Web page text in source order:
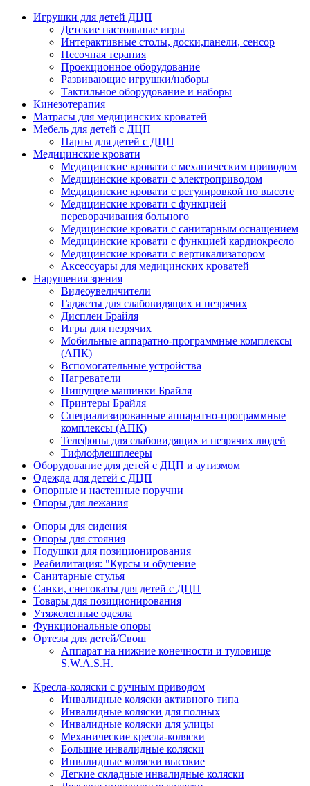
Игрушки для детей ДЦП
Детские настольные игры
Интерактивные столы, доски,панели, сенсор
Песочная терапия
Проекционное оборудование
Развивающие игрушки/наборы
Тактильное оборудование и наборы
Кинезотерапия
Матрасы для медицинских кроватей
Мебель для детей с ДЦП
Парты для детей с ДЦП
Медицинские кровати
Медицинские кровати с механическим приводом
Медицинские кровати с электроприводом
Медицинские кровати с регулировкой по высоте
Медицинские кровати с функцией
переворачивания больного
Медицинские кровати с санитарным оснащением
Медицинские кровати с функцией кардиокресло
Медицинские кровати с вертикализатором
Аксессуары для медицинских кроватей
Нарушения зрения
Видеоувеличители
Гаджеты для слабовидящих и незрячих
Дисплеи Брайля
Игры для незрячих
Мобильные аппаратно-программные комплексы
(АПК)
Вспомогательные устройства
Нагреватели
Пишущие машинки Брайля
Принтеры Брайля
Специализированные аппаратно-программные
комплексы (АПК)
Телефоны для слабовидящих и незрячих людей
Тифлофлешплееры
Оборудование для детей с ДЦП и аутизмом
Одежда для детей с ДЦП
Опорные и настенные поручни
Опоры для лежания
Опоры для сидения
Опоры для стояния
Подушки для позиционирования
Реабилитация: "Курсы и обучение
Санитарные стулья
Санки, снегокаты для детей с ДЦП
Товары для позиционирования
Утяжеленные одеяла
Функциональные опоры
Ортезы для детей/Свош
Аппарат на нижние конечности и туловище
S.W.A.S.H.
Кресла-коляски с ручным приводом
Инвалидные коляски активного типа
Инвалидные коляски для полных
Инвалидные коляски для улицы
Механические кресла-коляски
Большие инвалидные коляски
Инвалидные коляски высокие
Легкие складные инвалидные коляски